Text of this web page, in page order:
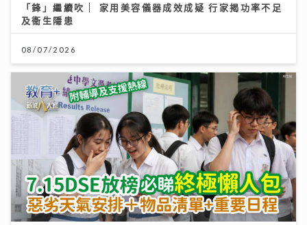
「鋒」繼續吹 | 家用美容儀器成效成疑 行家揭功率不足
及衞生隱患
08/07/2026